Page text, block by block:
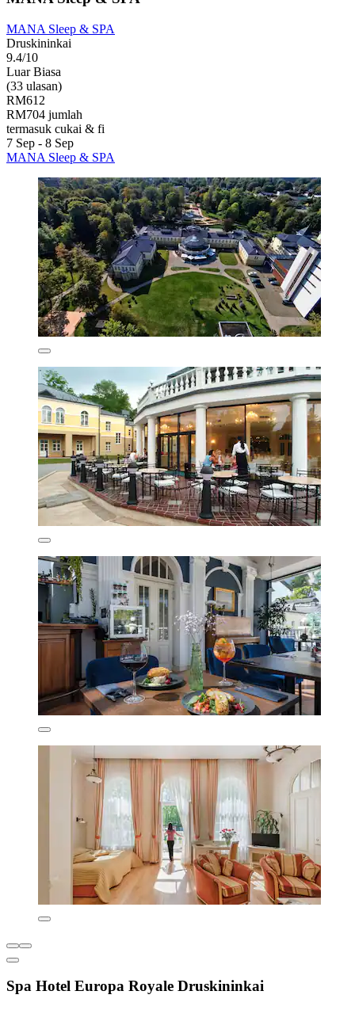
MANA Sleep & SPA
Druskininkai
9.4/10
Luar Biasa
(33 ulasan)
RM612
RM704 jumlah
termasuk cukai & fi
7 Sep - 8 Sep
MANA Sleep & SPA
Spa Hotel Europa Royale Druskininkai